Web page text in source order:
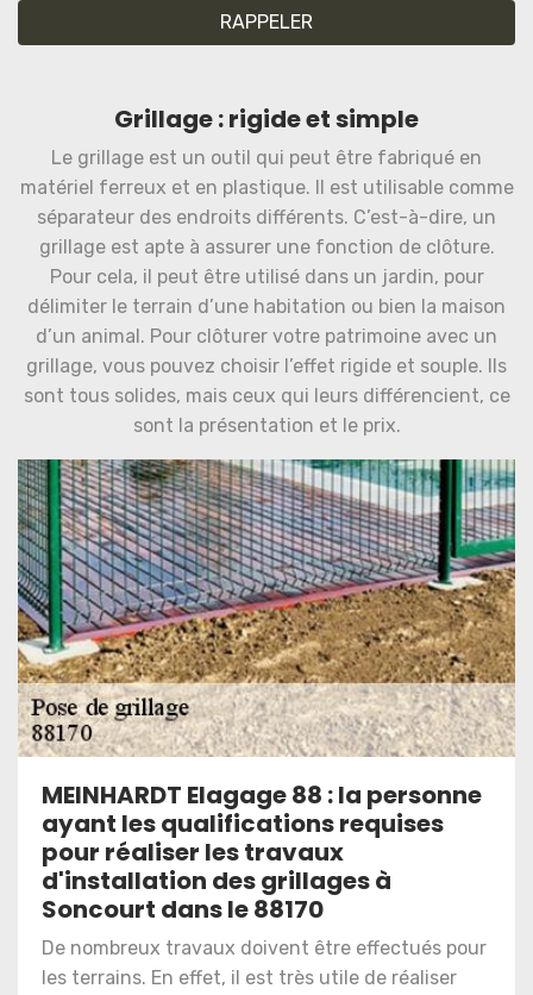
Grillage : rigide et simple
Le grillage est un outil qui peut être fabriqué en
matériel ferreux et en plastique. Il est utilisable comme
séparateur des endroits différents. C’est-à-dire, un
grillage est apte à assurer une fonction de clôture.
Pour cela, il peut être utilisé dans un jardin, pour
délimiter le terrain d’une habitation ou bien la maison
d’un animal. Pour clôturer votre patrimoine avec un
grillage, vous pouvez choisir l’effet rigide et souple. Ils
sont tous solides, mais ceux qui leurs différencient, ce
sont la présentation et le prix.
MEINHARDT Elagage 88 : la personne
ayant les qualifications requises
pour réaliser les travaux
d'installation des grillages à
Soncourt dans le 88170
De nombreux travaux doivent être effectués pour
les terrains. En effet, il est très utile de réaliser